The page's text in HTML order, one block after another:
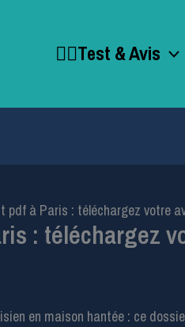
🕵️‍♂️Test & Avis
pdf à Paris : téléchargez votre
: téléchargez
en maison hantée : ce